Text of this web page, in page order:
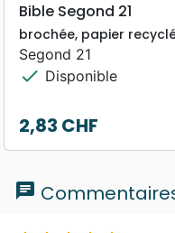
Bible Segond 21
brochée, papier
Segond 21
check Disponible
Prix
2,83 CHF
chat